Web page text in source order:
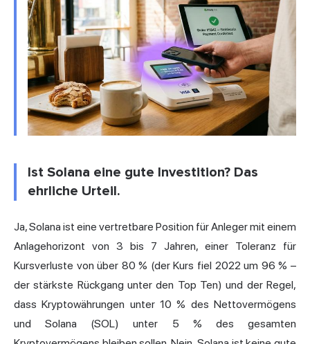
Ist Solana eine gute Investition? Das
ehrliche Urteil.
Ja, Solana ist eine vertretbare Position für Anleger mit einem
Anlagehorizont von 3 bis 7 Jahren, einer Toleranz für
Kursverluste von über 80 % (der Kurs fiel 2022 um 96 % –
der stärkste Rückgang unter den Top Ten) und der Regel,
dass Kryptowährungen unter 10 % des Nettovermögens
und Solana (SOL) unter 5 % des gesamten